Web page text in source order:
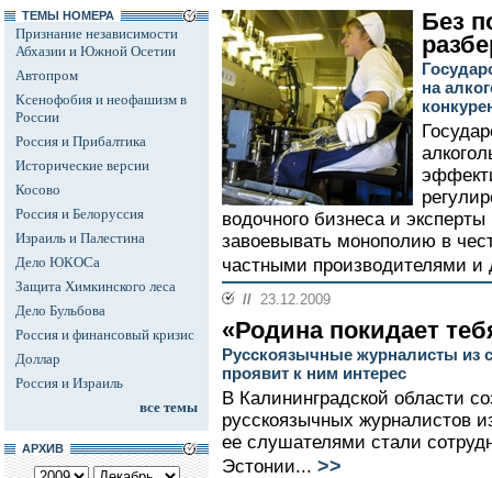
ТЕМЫ НОМЕРА
Признание независимости
Абхазии и Южной Осетии
Автопром
Ксенофобия и неофашизм в
России
Россия и Прибалтика
Исторические версии
Косово
Россия и Белоруссия
Израиль и Палестина
Дело ЮКОСа
Защита Химкинского леса
Дело Бульбова
Россия и финансовый кризис
Доллар
Россия и Израиль
все темы
АРХИВ
Без
на
водочного бизнеса и
завоевывать монополию в
частными производителями
// 23.12.2009
«Родина покидает
Русскоязычные журналисты из
проявит к ним интерес
В Калининградской области
русскоязычных журналистов
ее слушателями стали
Эстонии... >>